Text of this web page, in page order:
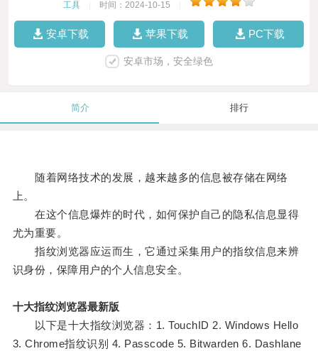
工具 时间：2024-10-15
安卓下载 苹果下载 PC下载
安卓市场，安全绿色
简介 排行
随着网络技术的发展，越来越多的信息被存储在网络
上。
在这个信息爆炸的时代，如何保护自己的隐私信息显得
尤为重要。
指纹浏览器应运而生，它通过采集用户的指纹信息来辨
识身份，保障用户的个人信息安全。
十大指纹浏览器最新版
以下是十大指纹浏览器：1. TouchID 2. Windows Hello
3. Chrome指纹识别 4. Passcode 5. Bitwarden 6. Dashlane